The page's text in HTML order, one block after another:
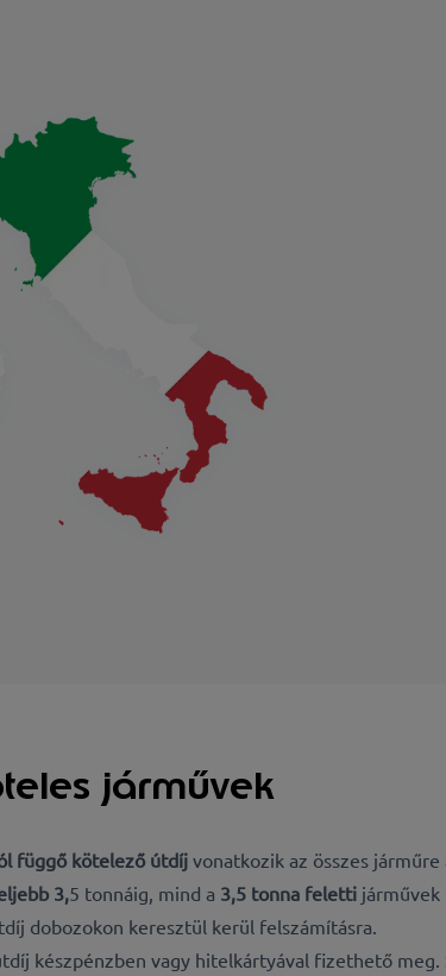
járművek
függő kötelező útdíj vonatkozik az összes
3,5 tonnáig, mind a 3,5 tonna feletti
dobozokon keresztül kerül felszámításra.
készpénzben vagy hitelkártyával fizethető meg